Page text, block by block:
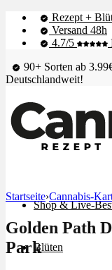
Rezept +
Versand 48h
4.7/5
90+ Sorten ab
Deutschlandweit!
Shop & Live-
Blüten
Startseite›Cannabis-
Golden Path
Park